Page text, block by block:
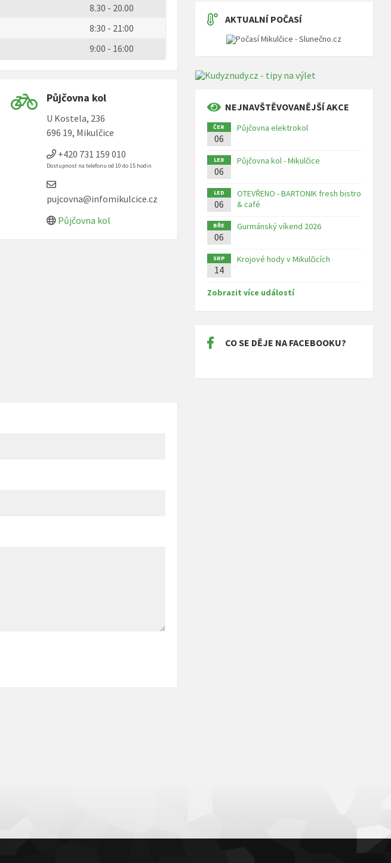
8.30 - 20.00
8:30 - 21:00
9:00 - 16:00
Půjčovna kol
U Kostela, 236
696 19, Mikulčice
+420 731 159 010
Dostupnost na telefonu od 10 do 15 hodin
pujcovna@infomikulcice.cz
Půjčovna kol
AKTUALNÍ POČASÍ
NEJNAVŠTĚVOVANĚJŠÍ AKCE
ČER
06
Půjčovna elektrokol
LED
06
Půjčovna kol - Mikulčice
LED
06
OTEVŘENO - BARTONIK fresh bistro
& café
BŘE
06
Gurmánský víkend 2026
SRP
14
Krojové hody v Mikulčicích
Zobrazit více událostí
CO SE DĚJE NA FACEBOOKU?